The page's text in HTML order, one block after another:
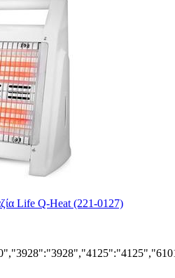
Life Q-Heat (221-0127)